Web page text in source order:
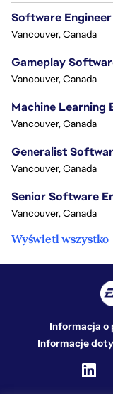
Software Engineer
Vancouver, Canada
Gameplay
Vancouver, Canada
Machine Learning
Vancouver, Canada
Generalist
Vancouver, Canada
Vancouver, Canada
Wyświetl wszystko
Informacja o
Informacje